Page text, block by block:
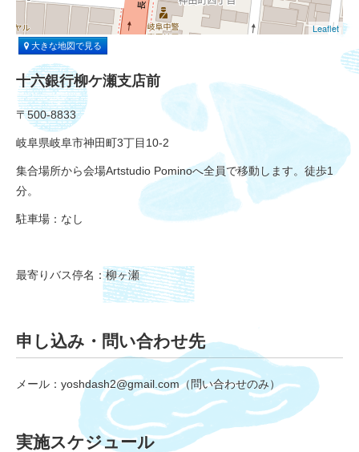
Leaflet
大きな地図で見る
十六銀行柳ケ瀬支店前
〒500-8833
岐阜県岐阜市神田町3丁目10-2
集合場所から会場Artstudio Pominoへ全員で移動します。徒歩1
分。
駐車場：なし
最寄りバス停名：柳ヶ瀬
申し込み・問い合わせ先
メール：yoshdash2@gmail.com（問い合わせのみ）
実施スケジュール